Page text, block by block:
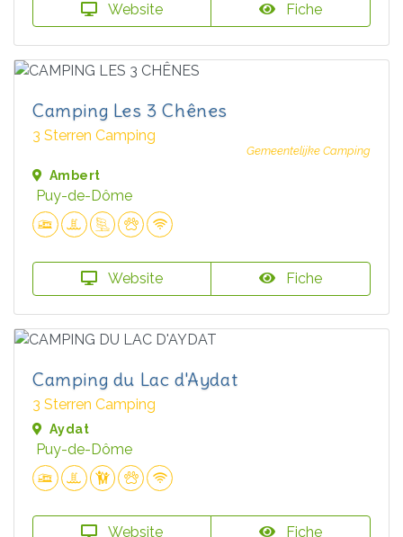
Website Fiche
Camping Les 3 Chênes
3 Sterren Camping
Gemeentelijke Camping
Ambert
Puy-de-Dôme
Website Fiche
Camping du Lac d'Aydat
3 Sterren Camping
Aydat
Puy-de-Dôme
Website Fiche